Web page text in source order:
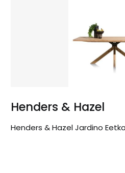
Henders & Hazel
Henders & Hazel Jardino